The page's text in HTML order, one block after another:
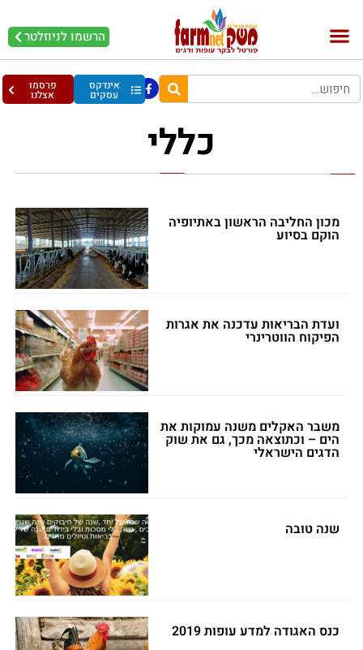
הרשמו לניוזלטר
אינדקס
עסקים
פרסמו
אצלנו
כללי
מכון החליבה הראשון באתיופיה
הוקם בסיוע
ועדת הבריאות עדכנה את אגרות
הפיקוח הווטרינרי
משבר האקלים משנה עמוקות את
הים – וכתוצאה מכך, גם את שוק
הדגים הישראלי
שנה טובה
כנס האגודה למדע עופות 2019